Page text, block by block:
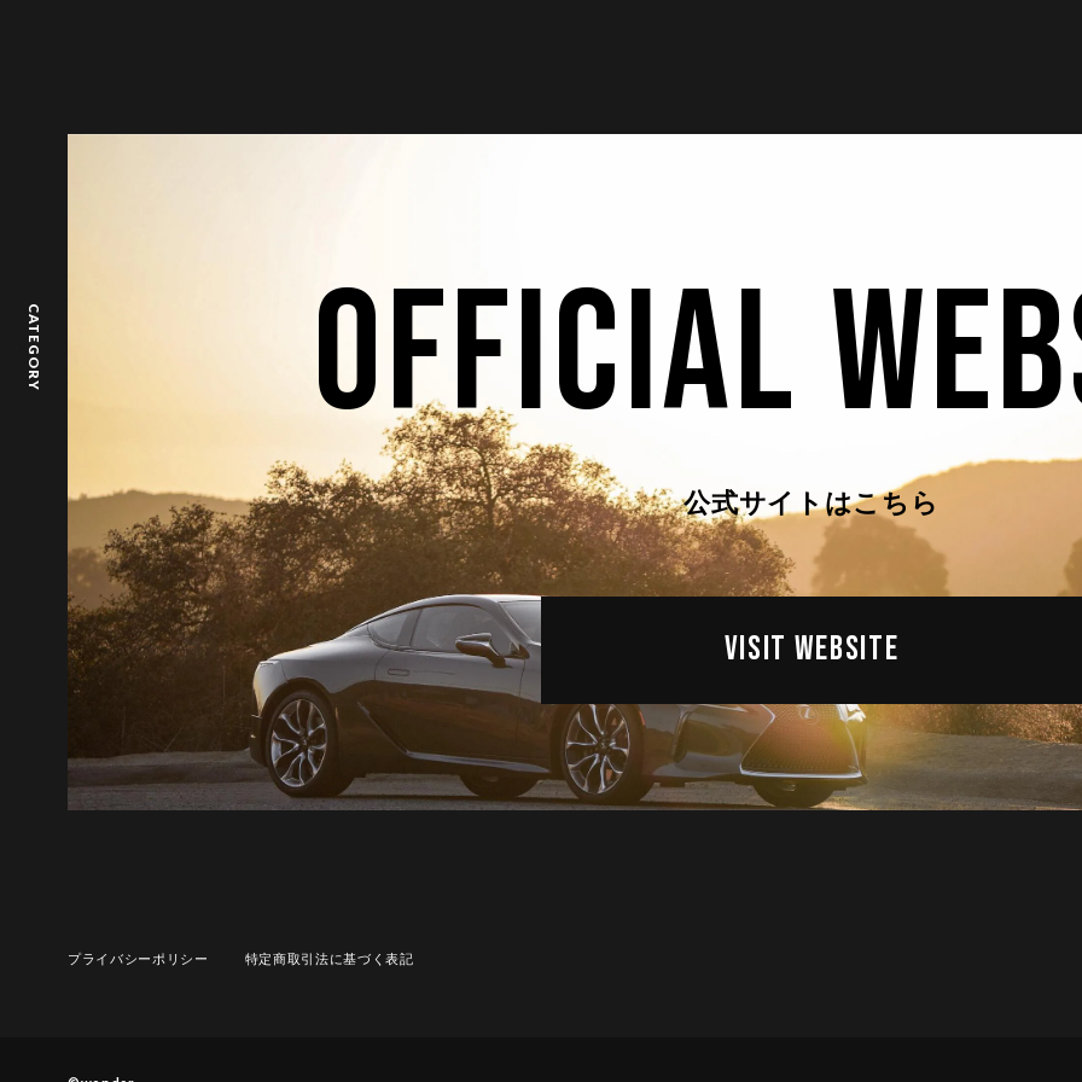
CATEGORY OFFICIAL
公式サイトはこちら
VISIT WEBSITE
プライバシーポリシー 特定商取引法に基づく表記